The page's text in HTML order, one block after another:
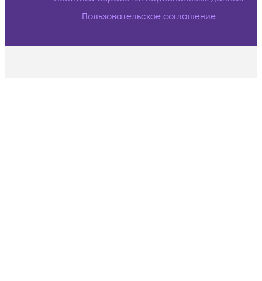
Пользовательское соглашение